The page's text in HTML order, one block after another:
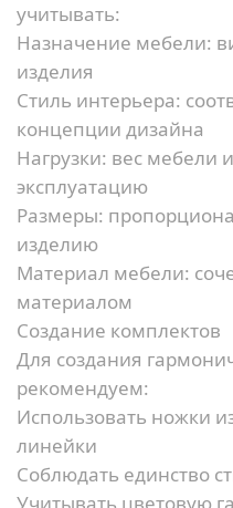
учитывать:
Назначение мебели:
изделия
Стиль интерьера:
концепции дизайна
Нагрузки: вес мебели
эксплуатацию
Размеры:
изделию
Материал мебели:
материалом
Создание комплектов
Для создания
рекомендуем:
Использовать ножки
линейки
Соблюдать единство